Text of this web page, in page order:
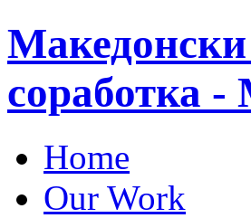
Македонски
соработка
Home
Our Work